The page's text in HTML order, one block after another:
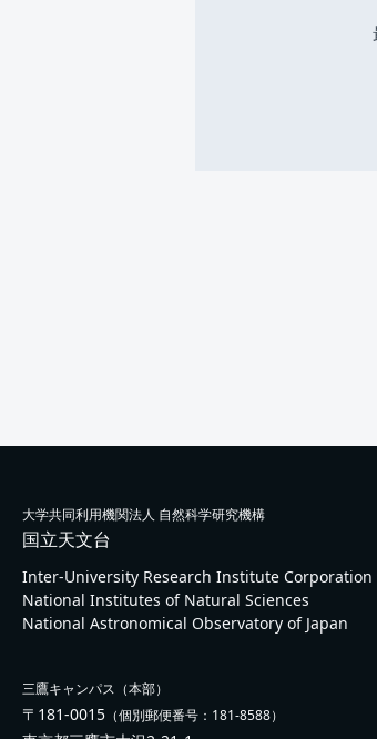
大学共同利用機関法人 自然科学研究機構
国立天文台
Inter-University Research Institute Corporation
National Institutes of Natural Sciences
National Astronomical Observatory of Japan
三鷹キャンパス（本部）
〒181-0015 （個別郵便番号：181-8588）